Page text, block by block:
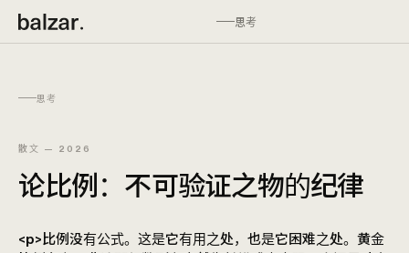
思考
思考
散文 — 2026
论比例：不可验证之物的纪律
<p>比例没有公式。这是它有用之处，也是它困难之处。黄金